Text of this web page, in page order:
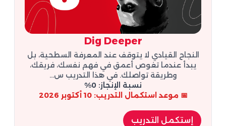
Dig Deeper
النجاح القيادي لا يتوقف عند المعرفة السطحية، بل
يبدأ عندما تغوص أعمق في فهم نفسك، فريقك،
وطريقة تواصلك. في هذا التدريب س...
نسبة الإنجاز: 0%
📅 موعد استكمال التدريب: 10 أكتوبر 2026
إستكمل التدريب